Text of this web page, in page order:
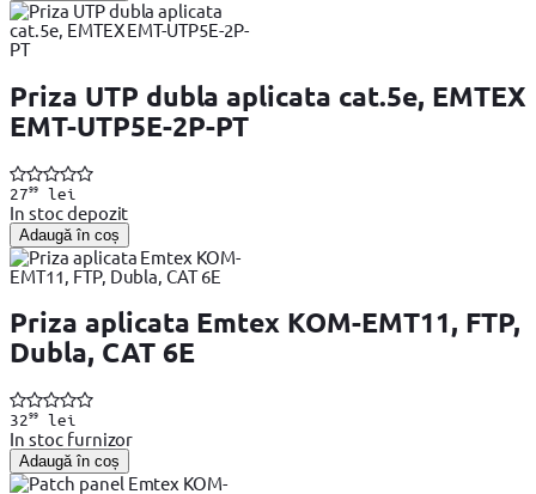
Priza UTP dubla aplicata cat.5e, EMTEX
EMT-UTP5E-2P-PT
2799lei
In stoc depozit
Adaugă în coș
Priza aplicata Emtex KOM-EMT11, FTP,
Dubla, CAT 6E
3299lei
In stoc furnizor
Adaugă în coș